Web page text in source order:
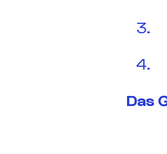
Das